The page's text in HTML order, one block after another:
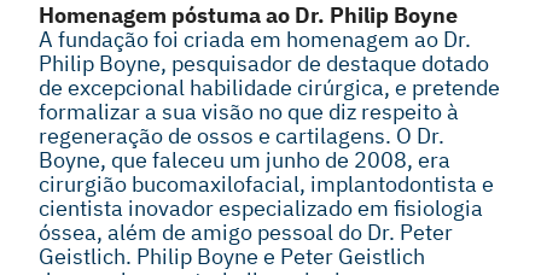
Homenagem póstuma ao Dr. Philip Boyne
A fundação foi criada em homenagem ao Dr.
Philip Boyne, pesquisador de destaque dotado
de excepcional habilidade cirúrgica, e pretende
formalizar a sua visão no que diz respeito à
regeneração de ossos e cartilagens. O Dr.
Boyne, que faleceu um junho de 2008, era
cirurgião bucomaxilofacial, implantodontista e
cientista inovador especializado em fisiologia
óssea, além de amigo pessoal do Dr. Peter
Geistlich. Philip Boyne e Peter Geistlich